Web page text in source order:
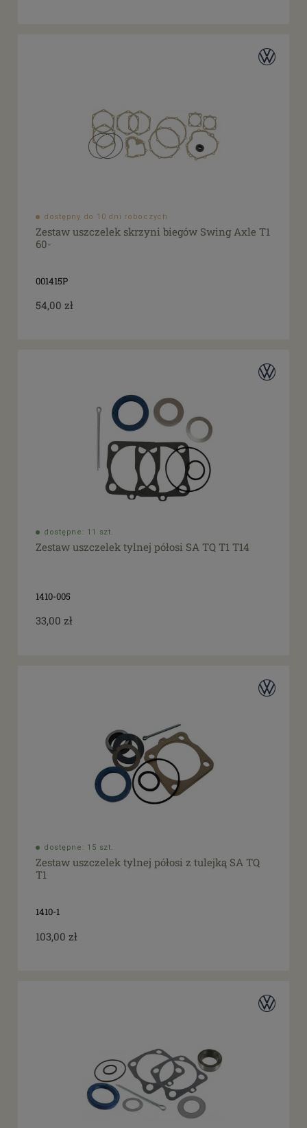
dostępny do 10 dni roboczych
Zestaw uszczelek skrzyni biegów Swing Axle T1
60-
001415P
54,00 zł
dostępne: 11 szt.
Zestaw uszczelek tylnej półosi SA TQ T1 T14
1410-005
33,00 zł
dostępne: 15 szt.
Zestaw uszczelek tylnej półosi z tulejką SA TQ
T1
1410-1
103,00 zł